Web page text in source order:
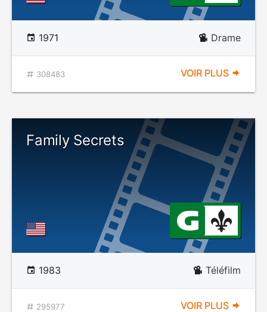
1971 Drame
308483 VOIR PLUS
Family Secrets
1983 Téléfilm
295977 VOIR PLUS